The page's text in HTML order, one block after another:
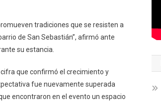
tradiciones que se resisten a
de San Sebastián”, afirmó ante
su estancia.
que confirmó el crecimiento y
fue nuevamente superada
encontraron en el evento un espacio